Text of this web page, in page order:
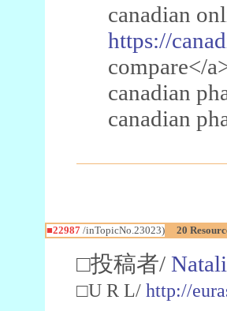
canadian
https://
compare</
canadian
canadian
■22987/inTopicNo.23023) 20
□投稿者/
□U R L/ http://